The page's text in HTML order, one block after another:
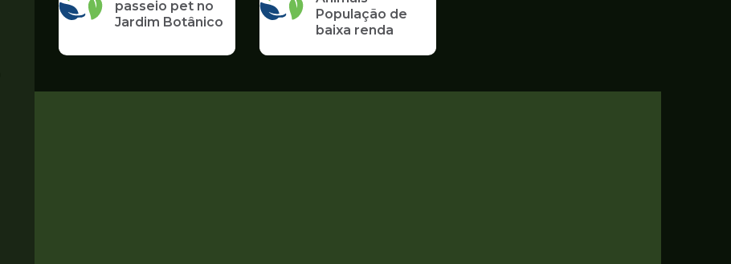
passeio pet no
Jardim Botânico
População de
baixa renda